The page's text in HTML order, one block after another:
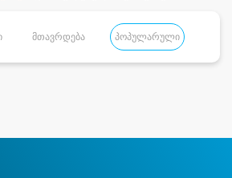
მთავრდება პოპულარული